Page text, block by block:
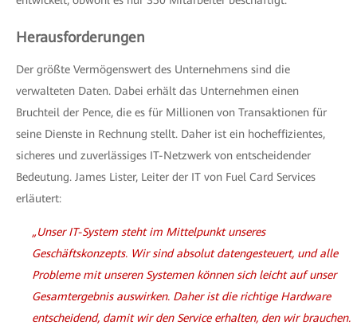
Herausforderungen
Der größte Vermögenswert des Unternehmens sind die
verwalteten Daten. Dabei erhält das Unternehmen einen
Bruchteil der Pence, die es für Millionen von Transaktionen für
seine Dienste in Rechnung stellt. Daher ist ein hocheffizientes,
sicheres und zuverlässiges IT-Netzwerk von entscheidender
Bedeutung. James Lister, Leiter der IT von Fuel Card Services
erläutert:
„Unser IT-System steht im Mittelpunkt unseres
Geschäftskonzepts. Wir sind absolut datengesteuert, und alle
Probleme mit unseren Systemen können sich leicht auf unser
Gesamtergebnis auswirken. Daher ist die richtige Hardware
entscheidend, damit wir den Service erhalten, den wir brauchen.